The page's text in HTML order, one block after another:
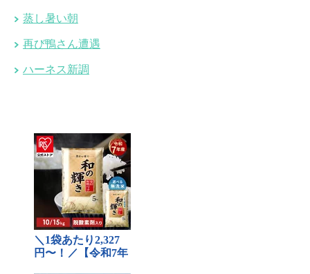
蒸し暑い朝
再び鴨さん遭遇
ハーネス新調